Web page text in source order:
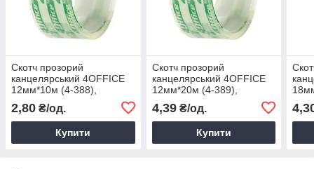
Скотч прозорий
канцелярський 4OFFICE
12мм*10м (4-388),
прозорий скотч для офісу
2,80 ₴/од.
Купити
Скотч прозорий
канцелярський 4OFFICE
12мм*20м (4-389),
прозорий скотч для офісу
4,39₴/од.
Купити